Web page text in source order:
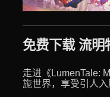
免费下载 流明
走进《LumenTale:
旎世界，享受引人入